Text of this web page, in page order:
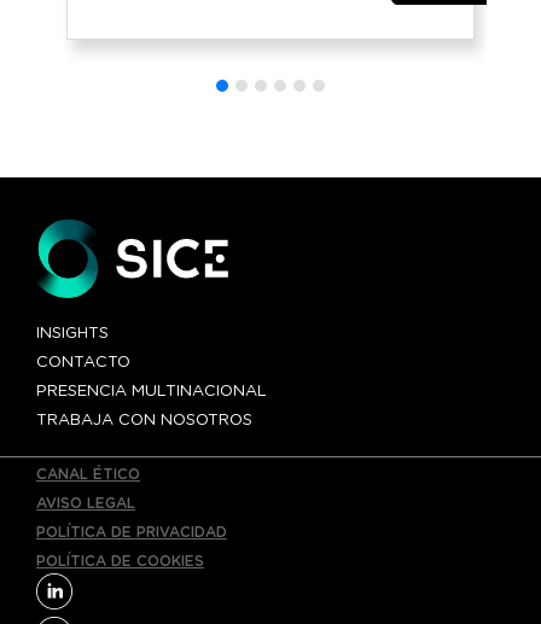
entre Canadá y
INSIGHTS
CONTACTO
PRESENCIA MULTINACIONAL
TRABAJA CON NOSOTROS
CANAL ÉTICO
AVISO LEGAL
POLÍTICA DE PRIVACIDAD
POLÍTICA DE COOKIES